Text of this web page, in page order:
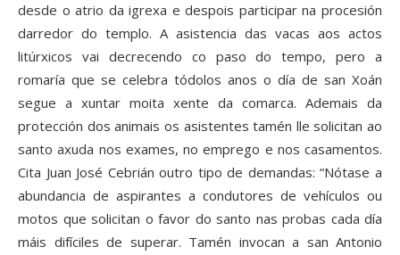
desde o atrio da igrexa e despois participar na procesión
darredor do templo. A asistencia das vacas aos actos
litúrxicos vai decrecendo co paso do tempo, pero a
romaría que se celebra tódolos anos o día de san Xoán
segue a xuntar moita xente da comarca. Ademais da
protección dos animais os asistentes tamén lle solicitan ao
santo axuda nos exames, no emprego e nos casamentos.
Cita Juan José Cebrián outro tipo de demandas: “Nótase a
abundancia de aspirantes a condutores de vehículos ou
motos que solicitan o favor do santo nas probas cada día
máis difíciles de superar. Tamén invocan a san Antonio